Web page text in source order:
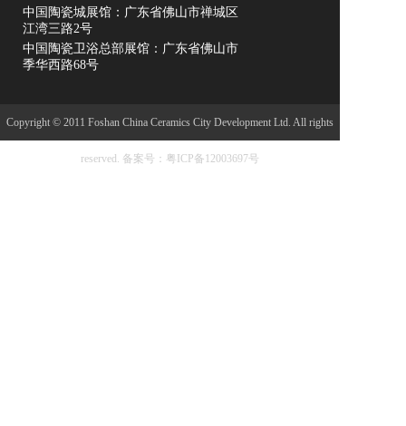
中国陶瓷城展馆：广东省佛山市禅城区
江湾三路2号
中国陶瓷卫浴总部展馆：广东省佛山市
季华西路68号
Copyright © 2011 Foshan China Ceramics City Development Ltd. All rights
reserved. 备案号：粤ICP备12003697号